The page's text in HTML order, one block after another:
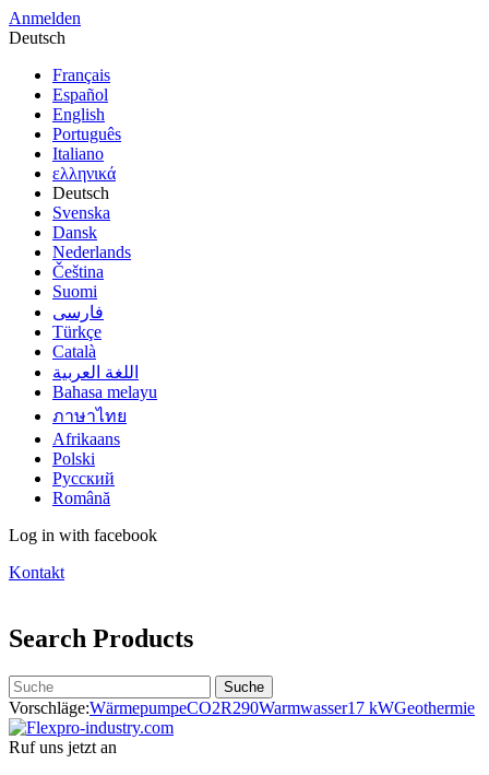
Anmelden
Deutsch
Français
Español
English
Português
Italiano
ελληνικά
Deutsch
Svenska
Dansk
Nederlands
Čeština
Suomi
فارسى
Türkçe
Català
اللغة العربية
Bahasa melayu
ภาษาไทย
Afrikaans
Polski
Русский
Română
Log in with facebook
Kontakt
Search Products
Suche
Vorschläge:WärmepumpeCO2R290Warmwasser17 kWGeothermie
Ruf uns jetzt an